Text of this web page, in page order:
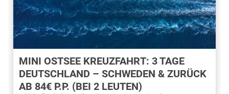
MINI OSTSEE KREUZFAHRT: 3 TAGE
DEUTSCHLAND – SCHWEDEN & ZURÜCK
AB 84€ P.P. (BEI 2 LEUTEN)